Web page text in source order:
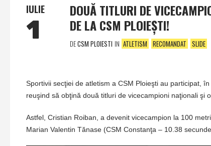
IULIE
1
DOUĂ TITLURI DE
DE LA CSM PLOIEŞTI!
DECSM PLOIESTI IN ATLETISM RECOMANDAT SLIDE
Sportivii secţiei de atletism a CSM Ploieşti au participat,
reuşind să obţină două titluri de vicecampioni naţionali şi
Astfel, Cristian Roiban, a devenit vicecampion la 100
Marian Valentin Tănase (CSM Constanţa – 10.38